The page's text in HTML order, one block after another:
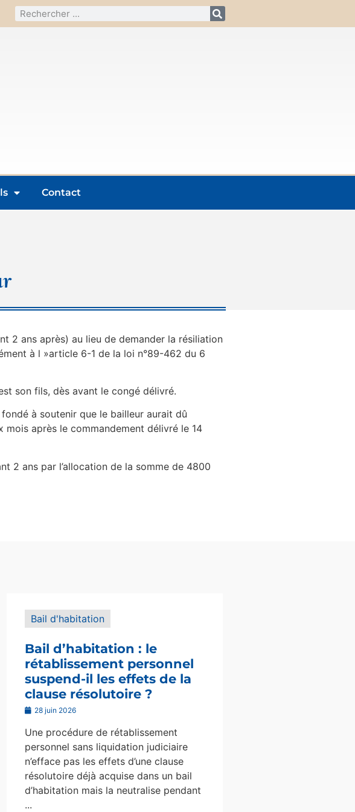
Contact
2 ans après) au lieu de demander la résiliation
à l »article 6-1 de la loi n°89-462 du 6
son fils, dès avant le congé délivré.
à soutenir que le bailleur aurait dû
mois après le commandement délivré le 14
2 ans par l’allocation de la somme de 4800
Bail d'habitation
Bail d’habitation : le
rétablissement personnel
suspend-il les effets de la
clause résolutoire ?
28 juin 2026
Une procédure de rétablissement
personnel sans liquidation judiciaire
n’efface pas les effets d’une clause
résolutoire déjà acquise dans un bail
d’habitation mais la neutralise pendant
...